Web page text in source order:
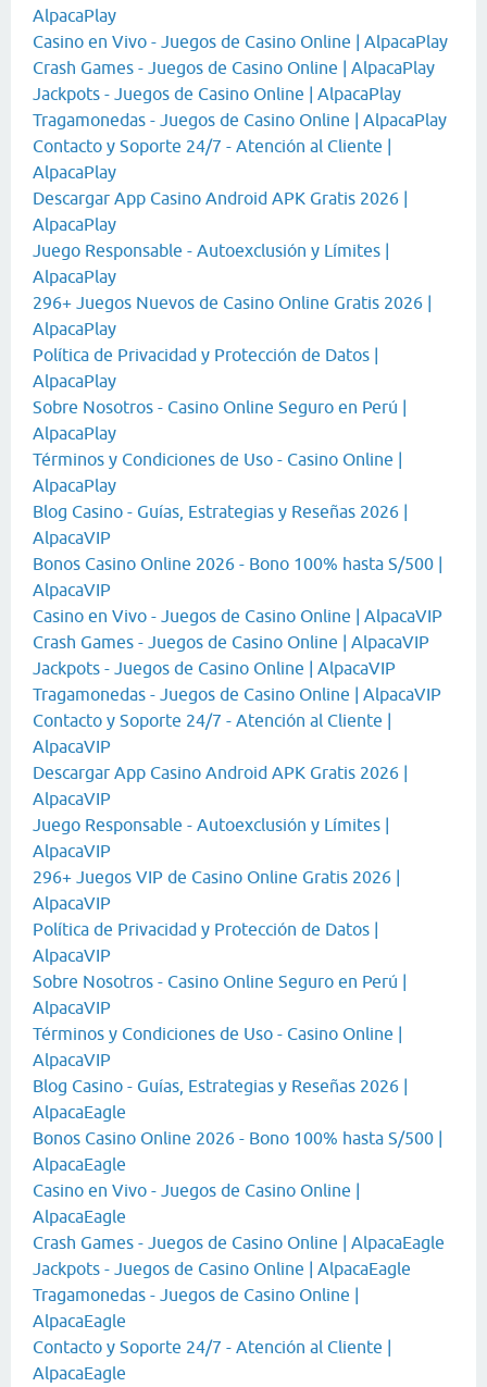
AlpacaPlay
Casino en Vivo - Juegos de Casino Online | AlpacaPlay
Crash Games - Juegos de Casino Online | AlpacaPlay
Jackpots - Juegos de Casino Online | AlpacaPlay
Tragamonedas - Juegos de Casino Online | AlpacaPlay
Contacto y Soporte 24/7 - Atención al Cliente |
AlpacaPlay
Descargar App Casino Android APK Gratis 2026 |
AlpacaPlay
Juego Responsable - Autoexclusión y Límites |
AlpacaPlay
296+ Juegos Nuevos de Casino Online Gratis 2026 |
AlpacaPlay
Política de Privacidad y Protección de Datos |
AlpacaPlay
Sobre Nosotros - Casino Online Seguro en Perú |
AlpacaPlay
Términos y Condiciones de Uso - Casino Online |
AlpacaPlay
Blog Casino - Guías, Estrategias y Reseñas 2026 |
AlpacaVIP
Bonos Casino Online 2026 - Bono 100% hasta S/500 |
AlpacaVIP
Casino en Vivo - Juegos de Casino Online | AlpacaVIP
Crash Games - Juegos de Casino Online | AlpacaVIP
Jackpots - Juegos de Casino Online | AlpacaVIP
Tragamonedas - Juegos de Casino Online | AlpacaVIP
Contacto y Soporte 24/7 - Atención al Cliente |
AlpacaVIP
Descargar App Casino Android APK Gratis 2026 |
AlpacaVIP
Juego Responsable - Autoexclusión y Límites |
AlpacaVIP
296+ Juegos VIP de Casino Online Gratis 2026 |
AlpacaVIP
Política de Privacidad y Protección de Datos |
AlpacaVIP
Sobre Nosotros - Casino Online Seguro en Perú |
AlpacaVIP
Términos y Condiciones de Uso - Casino Online |
AlpacaVIP
Blog Casino - Guías, Estrategias y Reseñas 2026 |
AlpacaEagle
Bonos Casino Online 2026 - Bono 100% hasta S/500 |
AlpacaEagle
Casino en Vivo - Juegos de Casino Online |
AlpacaEagle
Crash Games - Juegos de Casino Online | AlpacaEagle
Jackpots - Juegos de Casino Online | AlpacaEagle
Tragamonedas - Juegos de Casino Online |
AlpacaEagle
Contacto y Soporte 24/7 - Atención al Cliente |
AlpacaEagle